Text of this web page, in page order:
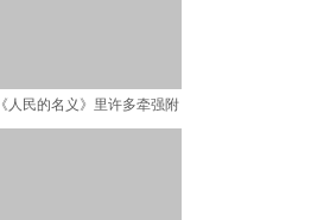
《人民的名义》里许多牵强附